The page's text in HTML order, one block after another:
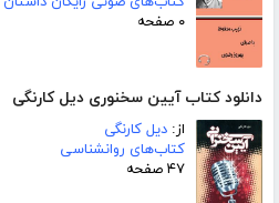
۰ صفحه
دانلود کتاب آیین سخنوری دیل کارنگی
از: دیل کارنگی
کتاب‌های روانشناسی
۴۷ صفحه